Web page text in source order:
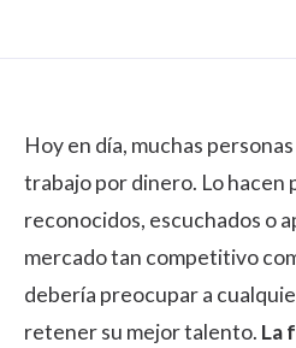
Hoy en día, muchas
trabajo por dinero. Lo hacen
reconocidos, escuchados o
mercado tan competitivo
debería preocupar a
retener su mejor talento. La